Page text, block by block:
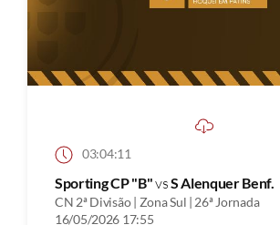
03:04:11
Sporting CP "B"vsS Alenquer Benf.
CN 2ª Divisão | Zona Sul | 26ª Jornada
16/05/2026 17:55